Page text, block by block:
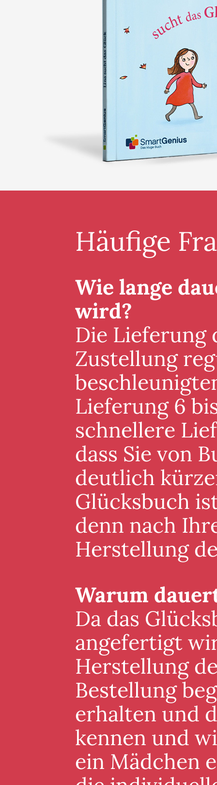
Häufige
Wie lange
wird?
Die Lieferung
Zustellung
Lieferung 6
schnellere
dass Sie von
deutlich
Glücksbuch
denn nach
Herstellung
Warum
Da das
angefertigt
Herstellung
Bestellung
erhalten und
kennen und
ein Mädchen